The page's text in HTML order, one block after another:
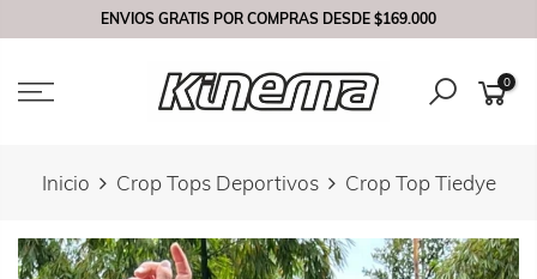
ENVIOS GRATIS POR COMPRAS DESDE $169.000
0
Inicio Crop Tops Deportivos Crop Top Tiedye